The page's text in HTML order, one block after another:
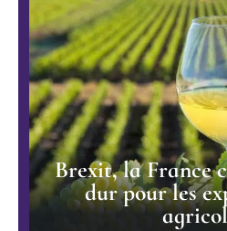
Brexit, la France
dur pour les